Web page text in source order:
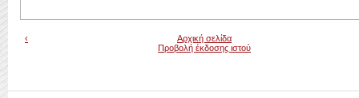
‹
Αρχική σελίδα
Προβολή έκδοσης ιστού